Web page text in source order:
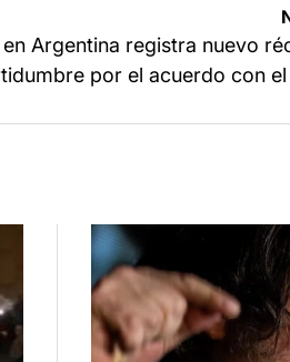
Argentina registra nuevo
por el acuerdo con el